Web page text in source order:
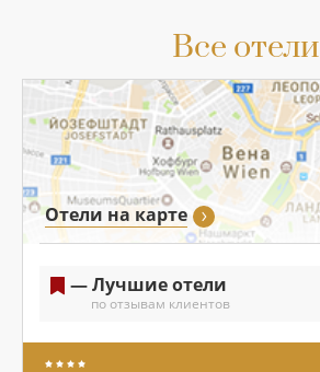
Все отели
Отели на карте
— Лучшие отели
по отзывам клиентов